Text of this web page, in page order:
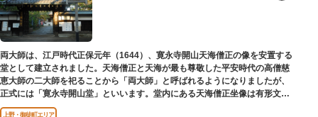
両大師は、江戸時代正保元年（1644）、寛永寺開山天海僧正の像を安置する
堂として建立されました。天海僧正と天海が最も尊敬した平安時代の高僧慈
恵大師の二大師を祀ることから「両大師」と呼ばれるようになりましたが、
正式には「寛永寺開山堂」といいます。堂内にある天海僧正坐像は有形文化
財に指定されています。
上野・御徒町エリア